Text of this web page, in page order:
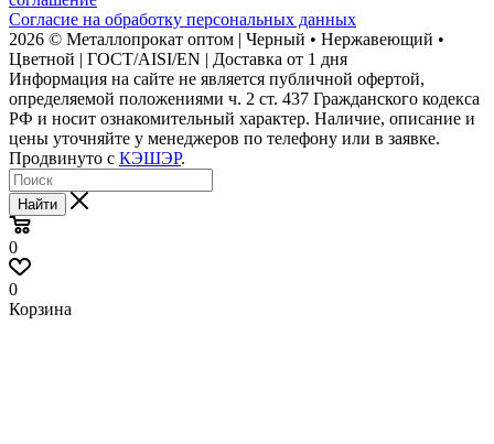
Согласие на обработку персональных данных
2026 © Металлопрокат оптом | Черный • Нержавеющий •
Цветной | ГОСТ/AISI/EN | Доставка от 1 дня
Информация на сайте не является публичной офертой,
определяемой положениями ч. 2 ст. 437 Гражданского кодекса
РФ и носит ознакомительный характер. Наличие, описание и
цены уточняйте у менеджеров по телефону или в заявке.
Продвинуто с КЭШЭР.
Найти
0
0
Корзина